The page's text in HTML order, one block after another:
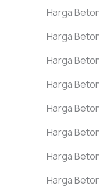
Harga
Harga
Harga
Harga
Harga
Harga
Harga
Harga